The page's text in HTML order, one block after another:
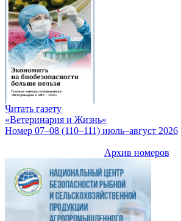
Читать газету
«Ветеринария и Жизнь»
Номер 07–08 (110–111) июль–август 2026
Архив номеров